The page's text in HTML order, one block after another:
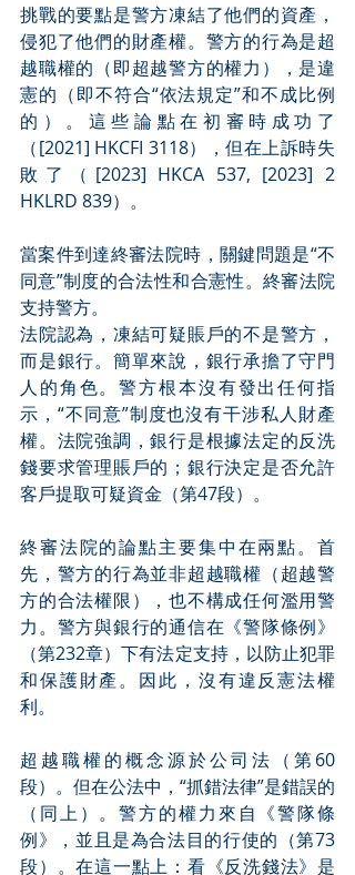
挑戰的要點是警方凍結了他們的資產，
侵犯了他們的財產權。警方的行為是超
越職權的（即超越警方的權力），是違
憲的（即不符合“依法規定”和不成比例
的）。這些論點在初審時成功了
（[2021] HKCFI 3118），但在上訴時失
敗了（[2023] HKCA 537, [2023] 2
HKLRD 839）。
當案件到達終審法院時，關鍵問題是“不
同意”制度的合法性和合憲性。終審法院
支持警方。
法院認為，凍結可疑賬戶的不是警方，
而是銀行。簡單來說，銀行承擔了守門
人的角色。警方根本沒有發出任何指
示，“不同意”制度也沒有干涉私人財產
權。法院強調，銀行是根據法定的反洗
錢要求管理賬戶的；銀行決定是否允許
客戶提取可疑資金（第47段）。
終審法院的論點主要集中在兩點。首
先，警方的行為並非超越職權（超越警
方的合法權限），也不構成任何濫用警
力。警方與銀行的通信在《警隊條例》
（第232章）下有法定支持，以防止犯罪
和保護財產。因此，沒有違反憲法權
利。
超越職權的概念源於公司法（第60
段）。但在公法中，“抓錯法律”是錯誤的
（同上）。警方的權力來自《警隊條
例》，並且是為合法目的行使的（第73
段）。在這一點上：看《反洗錢法》是